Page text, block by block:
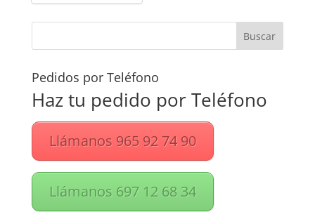
Pedidos por Teléfono
Haz tu pedido por Teléfono
Llámanos 965 92 74 90
Llámanos 697 12 68 34